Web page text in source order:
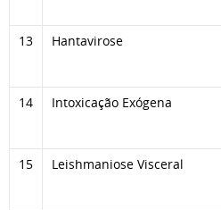
13 Hantavirose
14 Intoxicação Exógena
15 Leishmaniose Visceral